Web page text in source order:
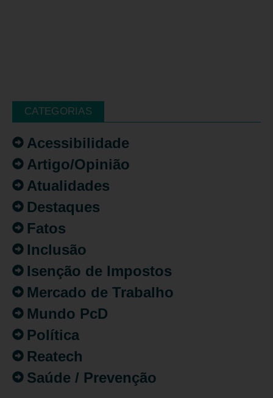
CATEGORIAS
Acessibilidade
Artigo/Opinião
Atualidades
Destaques
Fatos
Inclusão
Isenção de Impostos
Mercado de Trabalho
Mundo PcD
Política
Reatech
Saúde / Prevenção